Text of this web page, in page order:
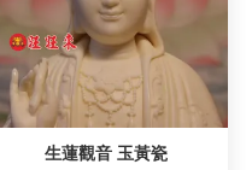
生蓮觀音 玉黃瓷